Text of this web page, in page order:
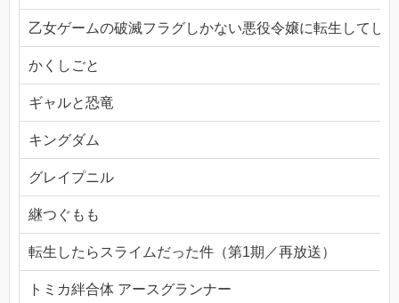
乙女ゲームの破滅フラグしかない悪役令嬢に転生してし
かくしごと
ギャルと恐竜
キングダム
グレイプニル
継つぐもも
転生したらスライムだった件（第1期／再放送）
トミカ絆合体 アースグランナー